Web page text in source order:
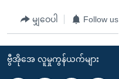
မျှဝေပါ Follow us
ဗွီအိုအေ လူမှုကွန်ယက်များ